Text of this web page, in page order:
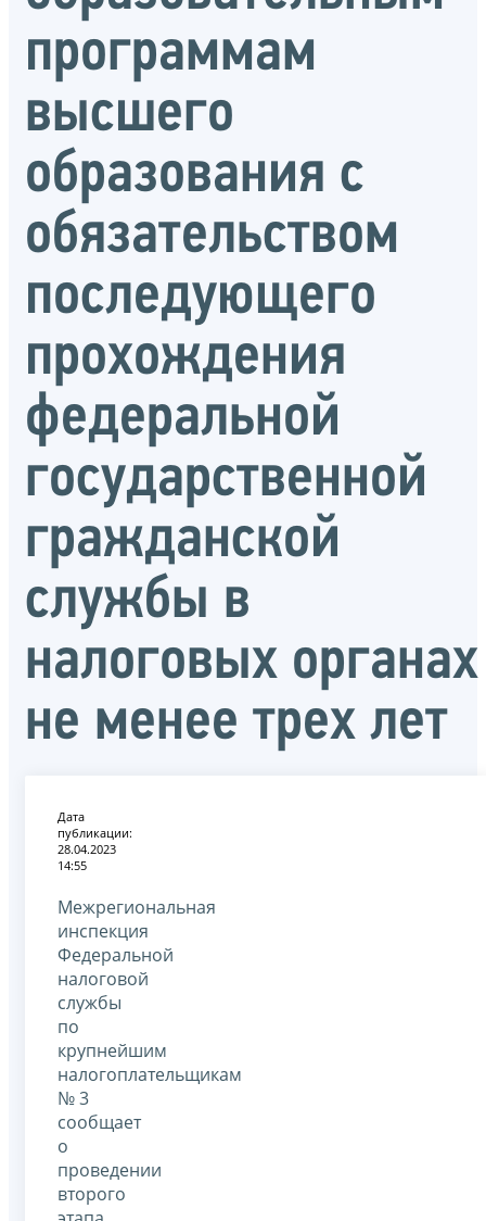
программам
высшего
образования с
обязательством
последующего
прохождения
федеральной
государственной
гражданской
службы в
налоговых органах
не менее трех лет
Дата
публикации:
28.04.2023
14:55
Межрегиональная
инспекция
Федеральной
налоговой
службы
по
крупнейшим
налогоплательщикам
№ 3
сообщает
о
проведении
второго